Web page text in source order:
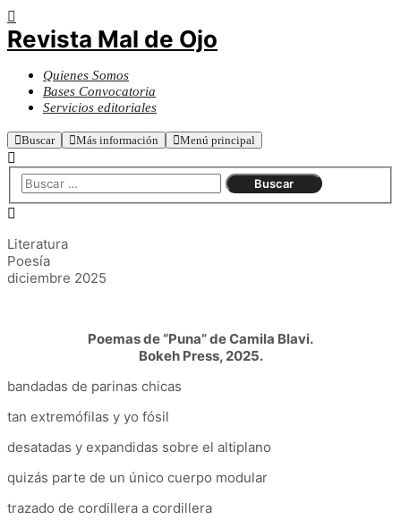
Revista Mal de Ojo
Quienes Somos
Bases Convocatoria
Servicios editoriales
Buscar Más información Menú principal
Literatura
Poesía
diciembre 2025
Poemas de “Puna” de Camila Blavi.
Bokeh Press, 2025.
bandadas de parinas chicas
tan extremófilas y yo fósil
desatadas y expandidas sobre el altiplano
quizás parte de un único cuerpo modular
trazado de cordillera a cordillera